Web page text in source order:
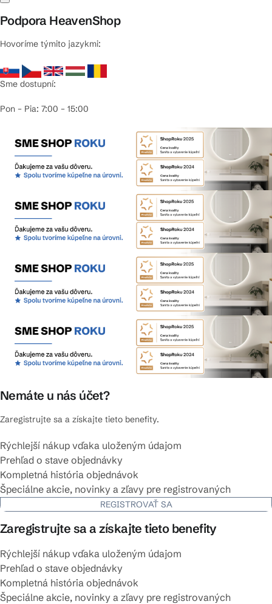
Podpora HeavenShop
Hovoríme týmito jazykmi:
Sme dostupní:
Pon – Pia: 7:00 – 15:00
Nemáte u nás účet?
Zaregistrujte sa a získajte tieto benefity.
Rýchlejší nákup vďaka uloženým údajom
Prehľad o stave objednávky
Kompletná história objednávok
Špeciálne akcie, novinky a zľavy pre registrovaných
REGISTROVAŤ SA
Zaregistrujte sa a získajte tieto benefity
Rýchlejší nákup vďaka uloženým údajom
Prehľad o stave objednávky
Kompletná história objednávok
Špeciálne akcie, novinky a zľavy pre registrovaných